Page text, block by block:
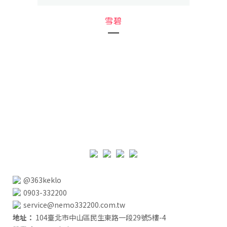
雪碧
@363keklo
0903-332200
service@nemo332200.com.tw
地址： 104臺北市中山區民生東路一段29號5樓-4